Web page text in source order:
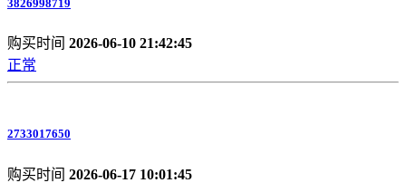
3826998719
购买时间 2026-06-10 21:42:45
正常
2733017650
购买时间 2026-06-17 10:01:45